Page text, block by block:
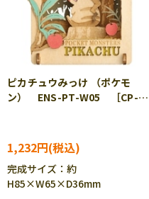
ピカチュウみっけ （ポケモ
ン） ENS-PT-W05 ［CP-
1,232円
完成サイズ：約
H85×W65×D36mm